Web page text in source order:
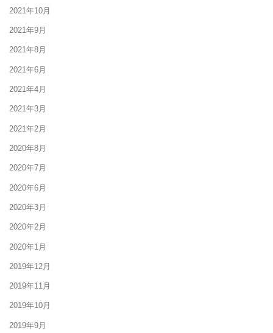
2021年10月
2021年9月
2021年8月
2021年6月
2021年4月
2021年3月
2021年2月
2020年8月
2020年7月
2020年6月
2020年3月
2020年2月
2020年1月
2019年12月
2019年11月
2019年10月
2019年9月